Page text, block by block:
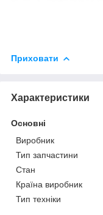
Приховати
Характеристики
Основні
Виробник
Тип запчастини
Стан
Країна виробник
Тип техніки